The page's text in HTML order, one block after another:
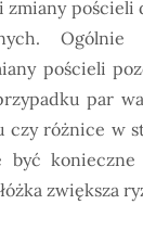
zmiany pościeli
pościeli
par
czy różnice w
być
zwiększa